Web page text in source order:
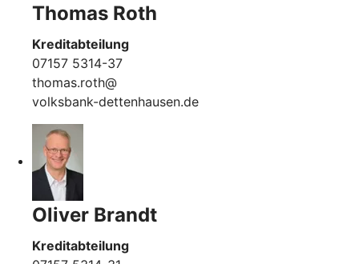
Thomas Roth
Kreditabteilung
07157 5314-37
thomas.roth@
volksbank-dettenhausen.de
Oliver Brandt
Kreditabteilung